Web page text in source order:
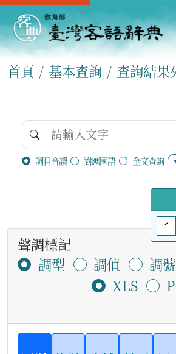
首頁 基本查詢 查詢結果
詞目音讀 對應國語 全文查詢
ˊ
聲調標記
調型
調值
調號
XLS